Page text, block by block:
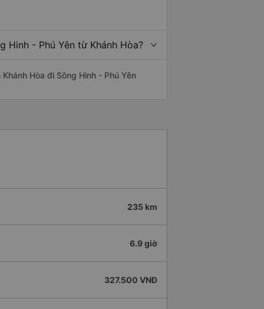
Hinh - Phú Yên từ Khánh Hòa?
Hòa đi Sông Hinh - Phú Yên
235 km
6.9 giờ
327.500 VNĐ